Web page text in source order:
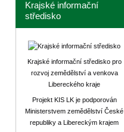
Krajské informační
středisko
Krajské informační středisko pro
rozvoj zemědělství a venkova
Libereckého kraje
Projekt KIS LK je podporován
Ministerstvem zemědělství České
republiky a Libereckým krajem